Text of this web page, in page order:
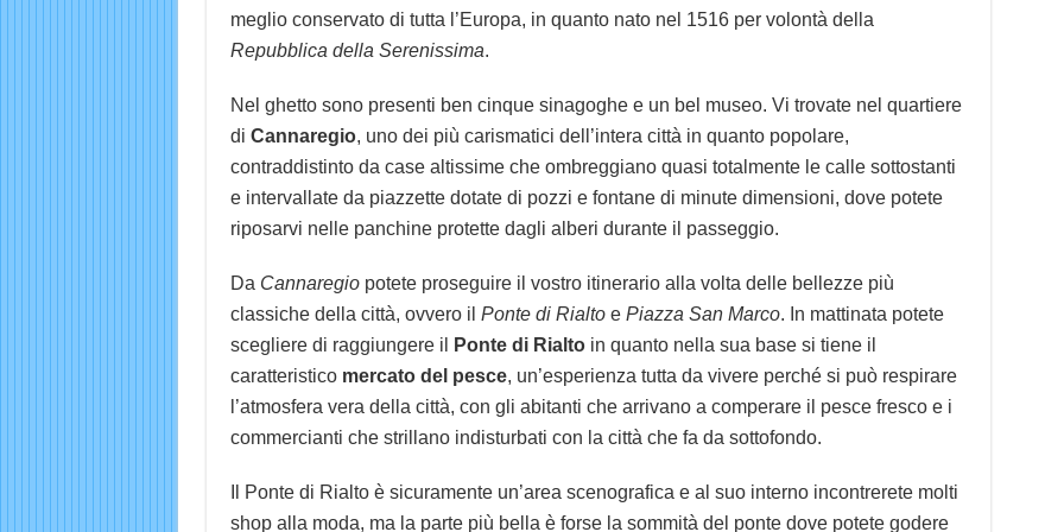
meglio conservato di tutta l’Europa, in quanto nato nel 1516 per volontà della
Repubblica della Serenissima.
Nel ghetto sono presenti ben cinque sinagoghe e un bel museo. Vi trovate nel quartiere
di Cannaregio, uno dei più carismatici dell’intera città in quanto popolare,
contraddistinto da case altissime che ombreggiano quasi totalmente le calle sottostanti
e intervallate da piazzette dotate di pozzi e fontane di minute dimensioni, dove potete
riposarvi nelle panchine protette dagli alberi durante il passeggio.
Da Cannaregiopotete proseguire il vostro itinerario alla volta delle bellezze più
classiche della città, ovvero il Ponte di Rialtoe Piazza San Marco. In mattinata potete
scegliere di raggiungere il
Ponte di Rialtoin quanto nella sua base si tiene il
caratteristico mercato del pesce, un’esperienza tutta da vivere perché si può respirare
l’atmosfera vera della città, con gli abitanti che arrivano a comperare il pesce fresco e i
commercianti che strillano indisturbati con la città che fa da sottofondo.
Il Ponte di Rialto è sicuramente un’area scenografica e al suo interno incontrerete molti
shop alla moda, ma la parte più bella è forse la sommità del ponte dove potete godere